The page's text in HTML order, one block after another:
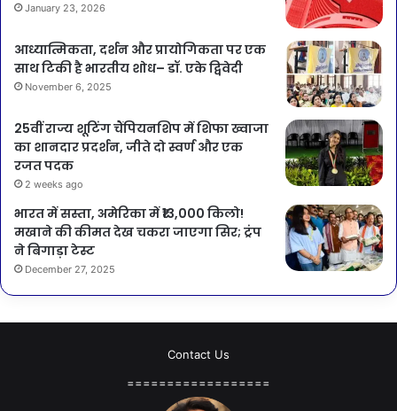
January 23, 2026
आध्यात्मिकता, दर्शन और प्रायोगिकता पर एक
साथ टिकी है भारतीय शोध– डॉ. एके द्विवेदी
November 6, 2025
25वीं राज्य शूटिंग चैंपियनशिप में शिफा ख्वाजा
का शानदार प्रदर्शन, जीते दो स्वर्ण और एक
रजत पदक
2 weeks ago
भारत में सस्ता, अमेरिका में ₹13,000 किलो!
मखाने की कीमत देख चकरा जाएगा सिर; ट्रंप
ने बिगाड़ा टेस्ट
December 27, 2025
Contact Us
==================